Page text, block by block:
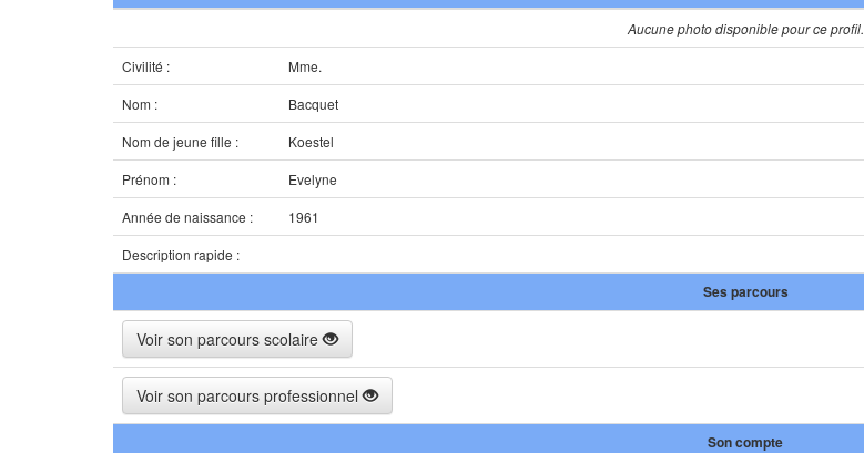
Aucune photo disponible pour ce profil.
Civilité :
Mme.
Nom :
Bacquet
Nom de jeune fille :
Koestel
Prénom :
Evelyne
Année de naissance :
1961
Description rapide :
Ses parcours
Voir son parcours scolaire
Voir son parcours professionnel
Son compte